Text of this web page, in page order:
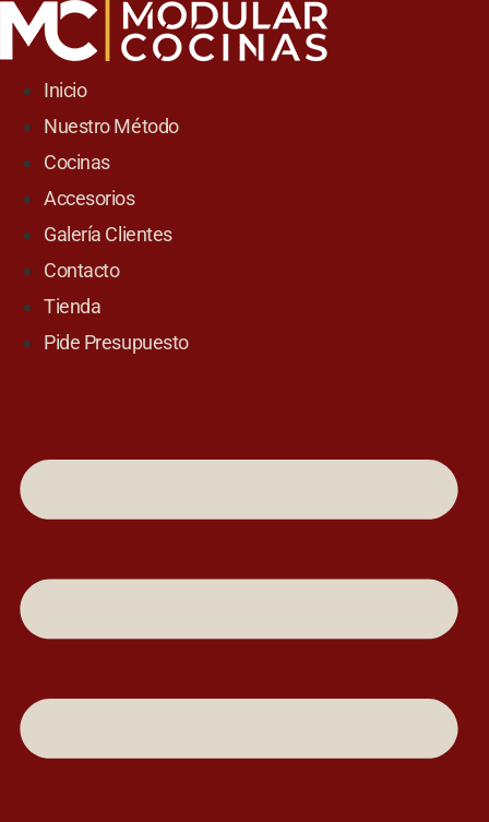
Skip
contentInicio
Nuestro Método
Cocinas
Accesorios
Galería Clientes
Contacto
Tienda
Pide Presupuesto